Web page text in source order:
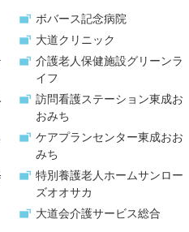
ボバース記念病院
大道クリニック
介護老人保健施設グリーンラ
イフ
訪問看護ステーション東成お
おみち
ケアプランセンター東成おお
みち
特別養護老人ホームサンロー
ズオオサカ
大道会介護サービス総合